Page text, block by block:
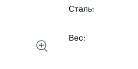
Сталь:
Вес: